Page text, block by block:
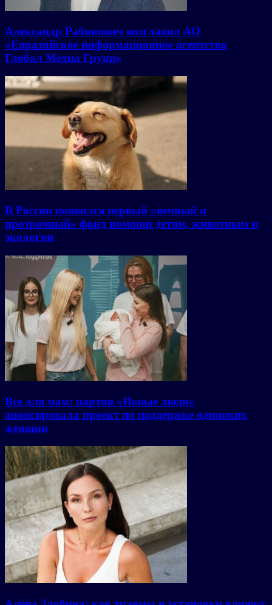
Александр Рабинович возглавил АО
«Евразийское информационное агентство
Глобал Медиа Групп»
В России появился первый «вечный и
прозрачный» фонд помощи детям, животным и
экологии
Все для мам: партия «Новые люди»
анонсировала проект по поддержке одиноких
женщин